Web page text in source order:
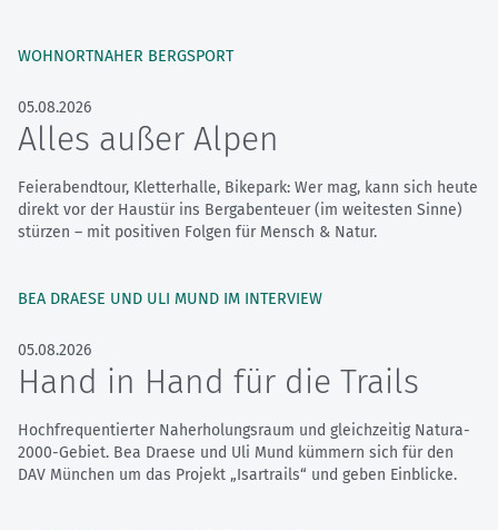
WOHNORTNAHER BERGSPORT
05.08.2026
Alles außer Alpen
Feierabendtour, Kletterhalle, Bikepark: Wer mag, kann sich heute
direkt vor der Haustür ins Bergabenteuer (im weitesten Sinne)
stürzen – mit positiven Folgen für Mensch & Natur.
BEA DRAESE UND ULI MUND IM INTERVIEW
05.08.2026
Hand in Hand für die Trails
Hochfrequentierter Naherholungsraum und gleichzeitig Natura-
2000-Gebiet. Bea Draese und Uli Mund kümmern sich für den
DAV München um das Projekt „Isartrails“ und geben Einblicke.